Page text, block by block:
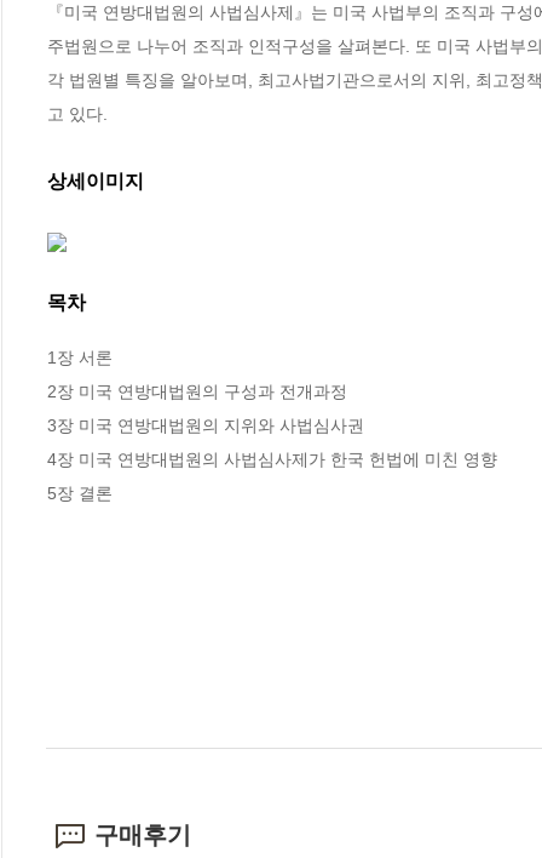
『미국 연방대법원의 사법심사제』는 미국 사법부의 조직과 구
주법원으로 나누어 조직과 인적구성을 살펴본다. 또 미국 사법부
각 법원별 특징을 알아보며, 최고사법기관으로서의 지위, 최고정
고 있다.
상세이미지
목차
1장 서론
2장 미국 연방대법원의 구성과 전개과정
3장 미국 연방대법원의 지위와 사법심사권
4장 미국 연방대법원의 사법심사제가 한국 헌법에 미친 영향
5장 결론
구매후기